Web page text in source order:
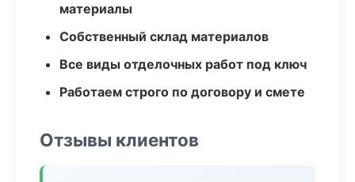
материалы
Собственный склад материалов
Все виды отделочных работ под ключ
Работаем строго по договору и смете
Отзывы клиентов